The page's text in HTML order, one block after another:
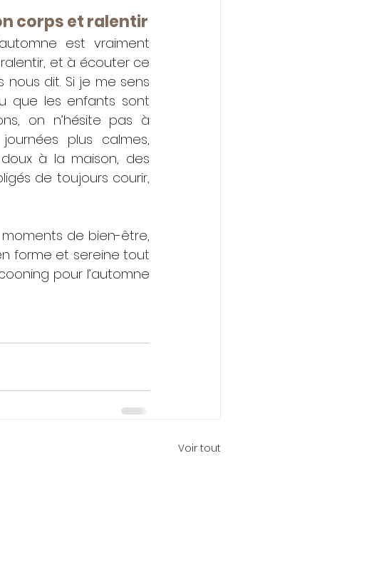
corps et ralentir
est vraiment
et à écouter ce
dit. Si je me sens
que les enfants sont
on n’hésite pas à
plus calmes,
à la maison, des
de toujours courir,
de bien-être,
forme et sereine tout
pour l’automne
Voir tout